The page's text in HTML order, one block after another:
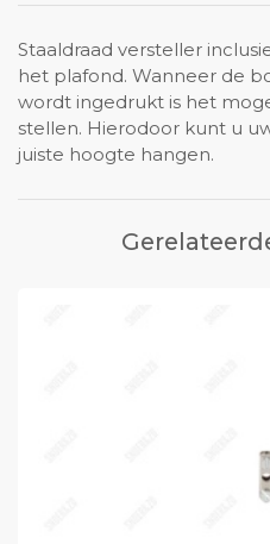
Staaldraad versteller
het plafond. Wanneer de
wordt ingedrukt is het
stellen. Hierodoor kunt u
juiste hoogte hangen.